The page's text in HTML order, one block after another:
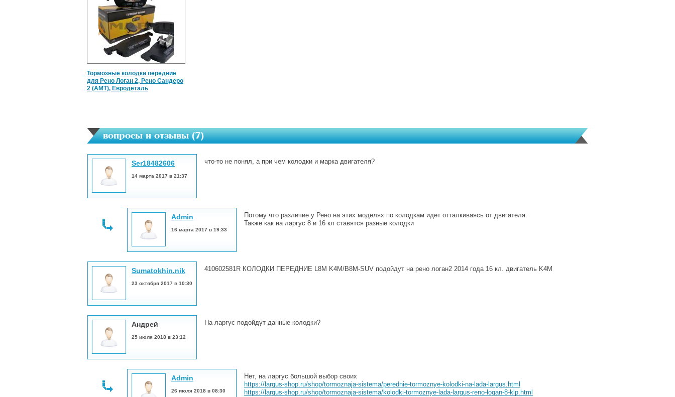
Тормозные колодки передние
для Рено Логан 2, Рено Сандеро
2 (АМТ), Евродеталь
вопросы и отзывы (7)
Ser18482606
14 марта 2017 в 21:37
что-то не понял, а при чем колодки и марка двигателя?
Admin
16 марта 2017 в 19:33
Потому что различие у Рено на этих моделях по колодкам идет отталкиваясь от двигателя.
Также как на ларгус 8 и 16 кл ставятся разные колодки
Sumatokhin.nik
23 октября 2017 в 10:30
410602581R КОЛОДКИ ПЕРЕДНИЕ L8M K4M/B8M-SUV подойдут на рено логан2 2014 года 16 кл. двигатель K4M
Андрей
25 июля 2018 в 23:12
На ларгус подойдут данные колодки?
Admin
26 июля 2018 в 08:30
Нет, на ларгус большой выбор своих
https://largus-shop.ru/shop/tormoznaja-sistema/perednie-tormoznye-kolodki-na-lada-largus.html
https://largus-shop.ru/shop/tormoznaja-sistema/kolodki-tormoznye-lada-largus-reno-logan-8-klp.html